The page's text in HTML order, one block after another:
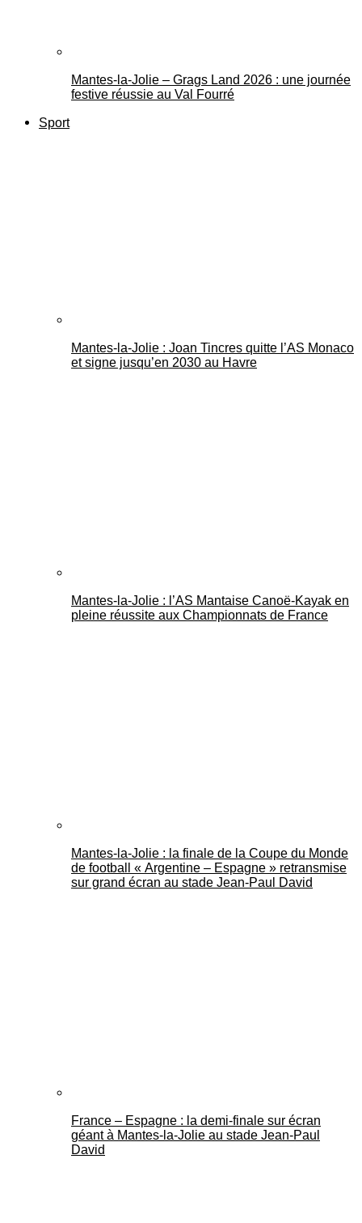
Mantes-la-Jolie – Grags Land 2026 : une journée
festive réussie au Val Fourré
Sport
Mantes-la-Jolie : Joan Tincres quitte l’AS Monaco
et signe jusqu’en 2030 au Havre
Mantes-la-Jolie : l’AS Mantaise Canoë‑Kayak en
pleine réussite aux Championnats de France
Mantes-la-Jolie : la finale de la Coupe du Monde
de football « Argentine – Espagne » retransmise
sur grand écran au stade Jean-Paul David
France – Espagne : la demi-finale sur écran
géant à Mantes-la-Jolie au stade Jean-Paul
David